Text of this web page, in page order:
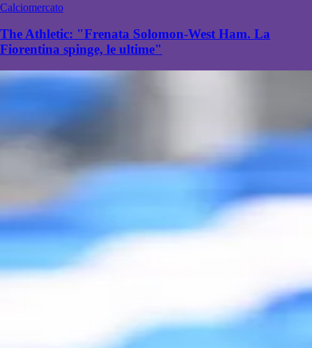
Calciomercato
The Athletic: "Frenata Solomon-West Ham. La
Fiorentina spinge, le ultime"